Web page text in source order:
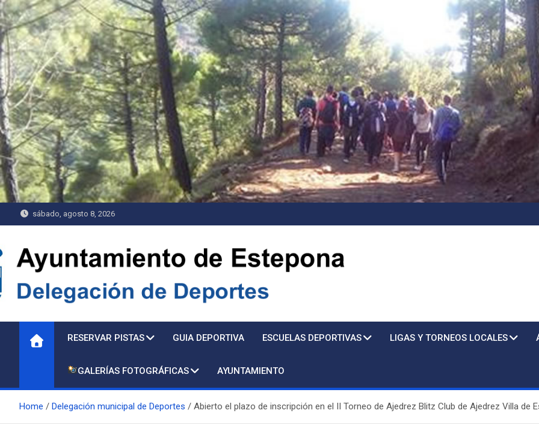
Saltar
al
contenido
sábado, agosto 8, 2026
Delegación de Deportes
RESERVAR PISTAS GUIA DEPORTIVA ESCUELAS DEPORTIVAS LIGAS Y TORNEOS LOCALES
GALERÍAS FOTOGRÁFICAS AYUNTAMIENTO
Home Delegación municipal de Deportes Abierto el plazo de inscripción en el II Torneo de Ajedrez Blitz Club de Ajedrez Villa de